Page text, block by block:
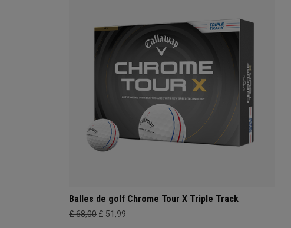
Balles de golf Chrome Tour X Triple Track
£ 68,00 £ 51,99